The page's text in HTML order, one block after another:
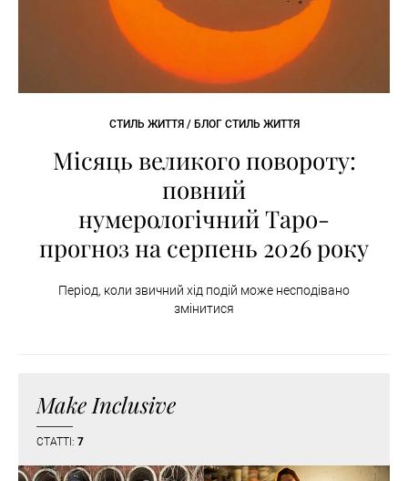
СТИЛЬ ЖИТТЯ / БЛОГ СТИЛЬ ЖИТТЯ
Місяць великого повороту:
повний
нумерологічний Таро-
прогноз на серпень 2026 року
Період, коли звичний хід подій може несподівано
змінитися
Make Inclusive
СТАТТІ: 7